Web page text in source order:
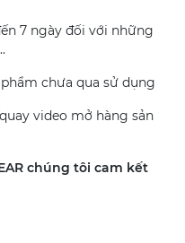
7 ngày đối với những
chưa qua sử dụng
video mở hàng sản
chúng tôi cam kết